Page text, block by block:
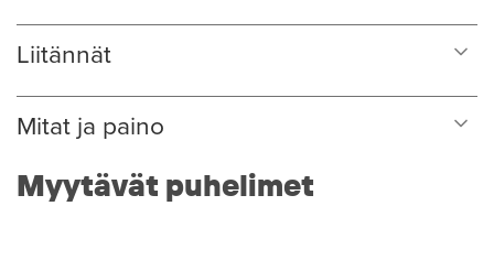
Liitännät
Mitat ja paino
Myytävät puhelimet